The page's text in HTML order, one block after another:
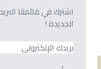
اشترك في قائمتنا
الجديدة !